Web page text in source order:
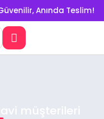
Anında Teslim!
müşterileri